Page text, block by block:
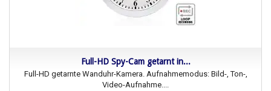
Full-HD Spy-Cam getarnt in...
Full-HD getarnte Wanduhr-Kamera. Aufnahmemodus: Bild-, Ton-,
Video-Aufnahme....